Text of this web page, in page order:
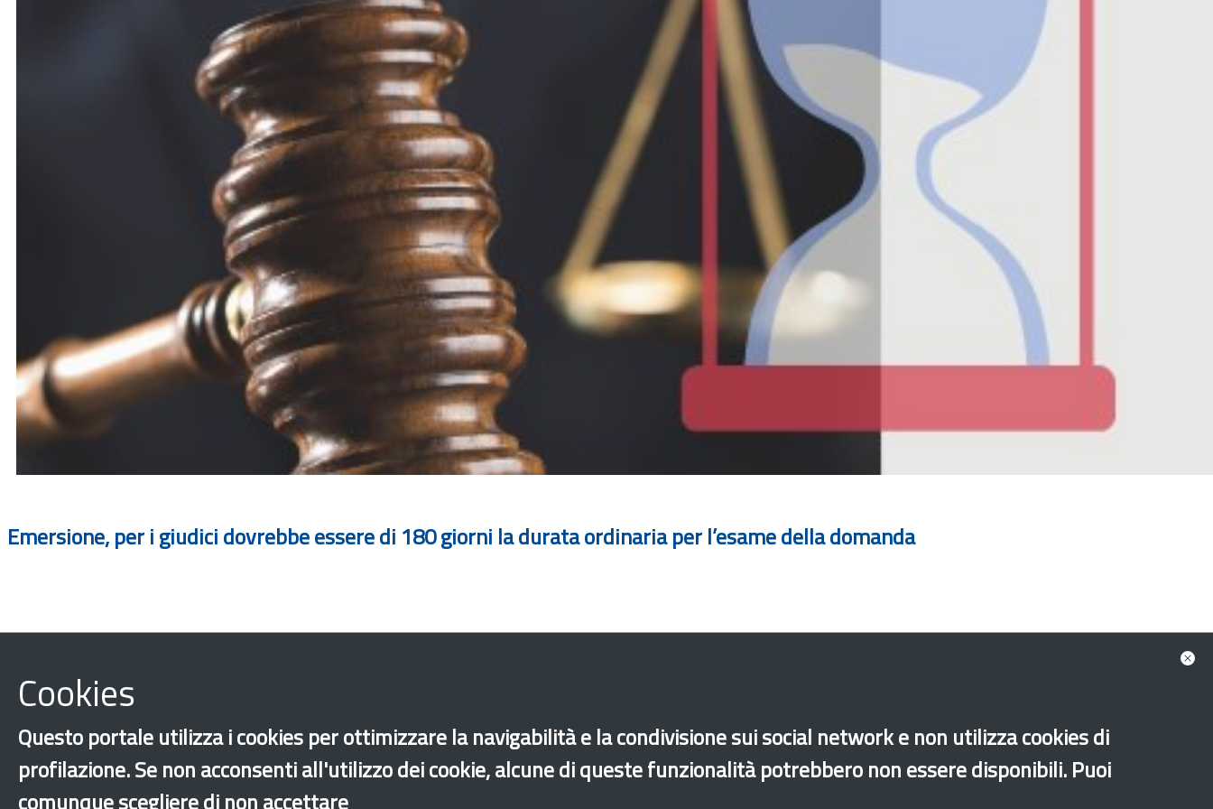
Emersione, per i giudici dovrebbe essere di 180 giorni la durata ordinaria per l’esame della domanda
Cookies
Questo portale utilizza i cookies per ottimizzare la navigabilità e la condivisione sui social network e non utilizza cookies di
profilazione. Se non acconsenti all'utilizzo dei cookie, alcune di queste funzionalità potrebbero non essere disponibili. Puoi
comunque scegliere di non accettare